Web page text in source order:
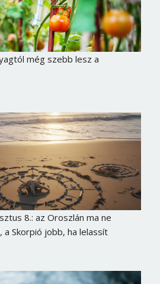
még szebb lesz a
8.: az Oroszlán ma ne
a Skorpió jobb, ha lelassít